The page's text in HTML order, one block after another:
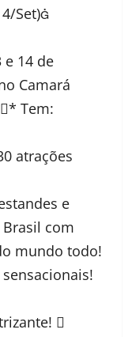
Set)
e 14 de
Camará
Tem:
atrações
e
com
mundo todo!
